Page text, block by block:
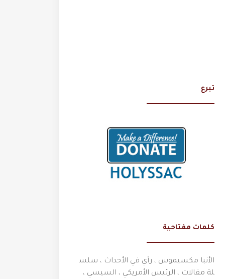
تبرع
كلمات مفتاحية
الأنبا مكسيموس ، رأي في الأحداث ، سلس
لة مقالات ، الرئيس الأمريكي ، السيسي ،